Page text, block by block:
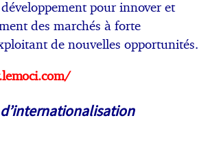
pour innover et
des marchés à forte
de nouvelles opportunités.